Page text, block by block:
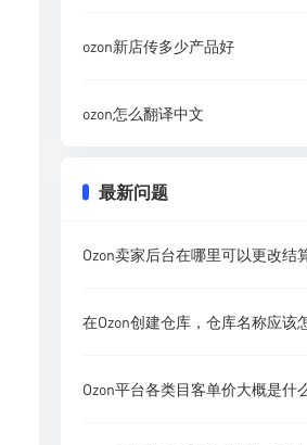
ozon新店传多少产品好
ozon怎么翻译中文
最新问题
Ozon卖家后台在哪里可以更改结
在Ozon创建仓库，仓库名称应该
Ozon平台各类目客单价大概是什